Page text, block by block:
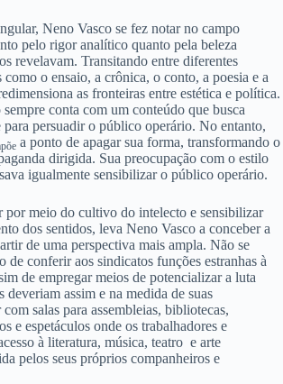
Neno Vasco se fez notar no campo
pelo rigor analítico quanto pela beleza
revelavam. Transitando entre diferentes
como o ensaio, a crônica, o conto, a poesia e a
as fronteiras entre estética e política.
conta com um conteúdo que busca
para persuadir o público operário. No entanto,
a ponto de apagar sua forma, transformando o
dirigida. Sua preocupação com o estilo
igualmente sensibilizar o público operário.
por meio do cultivo do intelecto e sensibilizar
dos sentidos, leva Neno Vasco a conceber a
de uma perspectiva mais ampla. Não se
de conferir aos sindicatos funções estranhas à
de empregar meios de potencializar a luta
assim e na medida de suas
salas para assembleias, bibliotecas,
e espetáculos onde os trabalhadores e
à literatura, música, teatro e arte
pelos seus próprios companheiros e